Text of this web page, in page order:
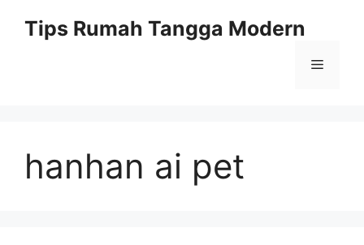
Tips Rumah Tangga Modern
Menu
hanhan ai pet